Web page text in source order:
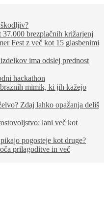
brezplačnih križarjenj
Fest z več kot 15 glasbenimi
ima odslej prednost
hackathon
mimik, ki jih kažejo
Zdaj lahko opažanja deliš
lani več kot
pogosteje kot druge?
prilagoditve in več